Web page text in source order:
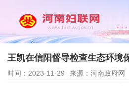
王凯在信阳督导检查生态环境
时间：2023-11-29 来源：河南政府网